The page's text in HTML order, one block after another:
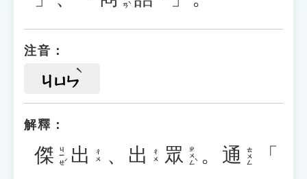
注音：
ㄐㄩㄣ
解釋：
傑 ㄐㄧㄝˊ 出 ㄔㄨ 、 出 ㄔㄨ 眾 ㄓㄨㄥˋ 。 通 ㄊㄨㄥ
「